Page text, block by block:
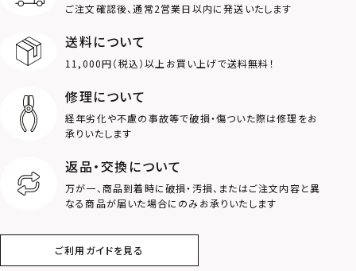
ダブルリング
ロゴ
クラウン
ご注文確認後、通常2営業日以内に発送いたします
送料について
11,000円（税込）以上お買い上げで送料無料！
修理について
経年劣化や不慮の事故等で破損・傷ついた際は修理をお
承りいたします
返品・交換について
万が一、商品到着時に破損・汚損、またはご注文内容と異
なる商品が届いた場合にのみお承りいたします
ご利用ガイドを見る